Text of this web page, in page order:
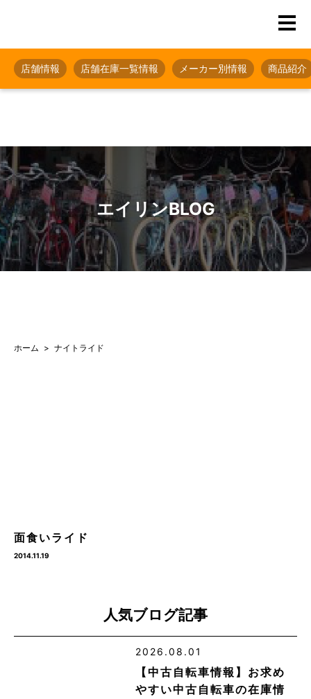
店舗情報 店舗在庫一覧情報 メーカー別情報 商品紹介
エイリンBLOG
ホーム ナイトライド
面食いライド
2014.11.19
人気ブログ記事
2026.08.01
【中古自転車情報】お求め
やすい中古自転車の在庫情